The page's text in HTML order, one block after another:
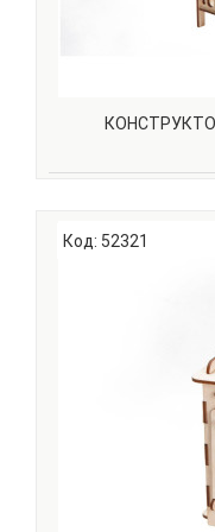
Мебель подходит
мебелью ваша
творить, развивая
можно
Код: 52321